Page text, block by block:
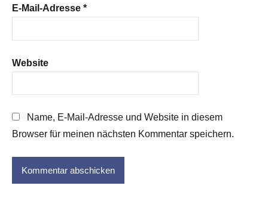
E-Mail-Adresse *
Website
Name, E-Mail-Adresse und Website in diesem
Browser für meinen nächsten Kommentar speichern.